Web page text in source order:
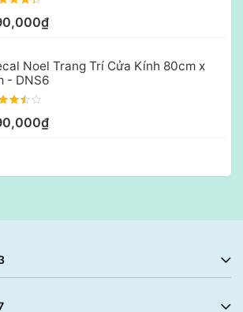
Noel Trang Trí Cửa Kính 80cm x
- DNS6